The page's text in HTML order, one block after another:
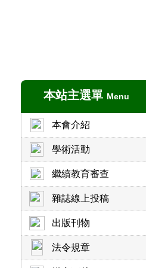
本站主選單 Menu
本會介紹
學術活動
繼續教育審查
雜誌線上投稿
出版刊物
法令規章